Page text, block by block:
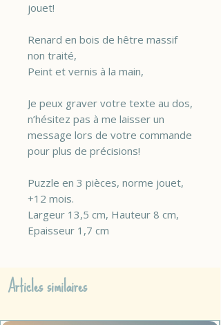
jouet!
Renard en bois de hêtre massif
non traité,
Peint et vernis à la main,
Je peux graver votre texte au dos,
n’hésitez pas à me laisser un
message lors de votre commande
pour plus de précisions!
Puzzle en 3 pièces, norme jouet,
+12 mois.
Largeur 13,5 cm, Hauteur 8 cm,
Epaisseur 1,7 cm
Articles similaires